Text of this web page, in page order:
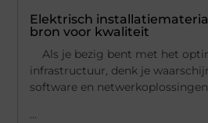
Elektrisch
bron voor kwaliteit
Als je bezig bent met het
infrastructuur, denk je
software en
...